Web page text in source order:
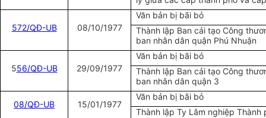
572/QĐ-UB 08/10/1977
Văn bản bị bãi bỏ
Thành lập Ban cải tạo Công
ban nhân dân quận Phú Nhuận
556/QĐ-UB 29/09/1977
Văn bản bị bãi bỏ
Thành lập Ban cải tạo Công
ban nhân dân quận 3
08/QĐ-UB 15/01/1977
Văn bản bị bãi bỏ
Thành lập Ty Lâm nghiệp Thành